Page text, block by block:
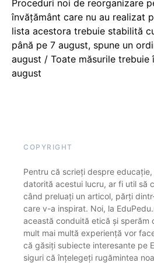
Proceduri noi de reorganizare
învățământ care nu au realizat
lista acestora trebuie stabilită
până pe 7 august, spune un
august / Toate măsurile trebuie
august
COPYRIGHT
Pentru că scrieți despre
datorită acestui lucru, ar fi util să
când preluați un articol, părți
care v-a inspirat. Noi, la
această conduită etică și sperăm
mult mai multă experiență vor
că găsiți subiecte interesante pe
siguri că înțelegeți rugămintea